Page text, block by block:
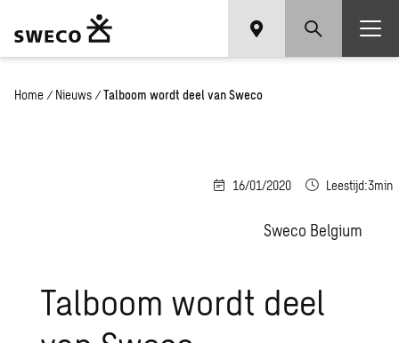
Home / Nieuws / Talboom wordt deel van Sweco
16/01/2020 Leestijd:3min
Sweco Belgium
Talboom wordt deel